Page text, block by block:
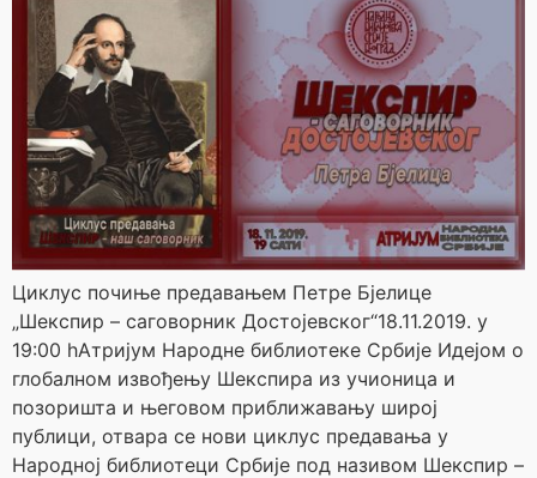
Циклус почиње предавањем Петре Бјелице
„Шекспир – саговорник Достојевског“18.11.2019. у
19:00 hАтријум Народне библиотеке Србије Идејом о
глобалном извођењу Шекспира из учионица и
позоришта и његовом приближавању широј
публици, отвара се нови циклус предавања у
Народној библиотеци Србије под називом Шекспир –